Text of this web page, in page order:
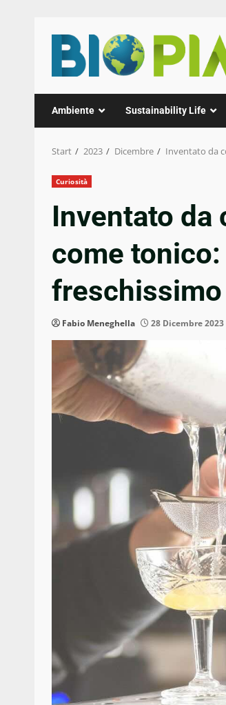
Inhalt
springen
Ambiente Sustainability Life
Start 2023 Dicembre Inventato da
Curiosità
Inventato da
come
freschissimo
Fabio Meneghella 28 Dicembre 2023